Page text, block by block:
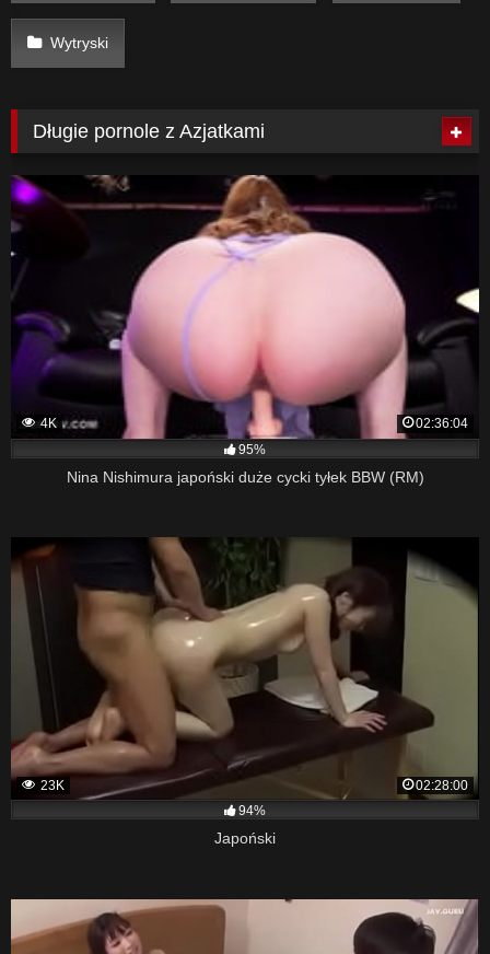
Wytryski
Długie pornole z Azjatkami
4K
02:36:04
95%
Nina Nishimura japoński duże cycki tyłek BBW (RM)
23K
02:28:00
94%
Japoński